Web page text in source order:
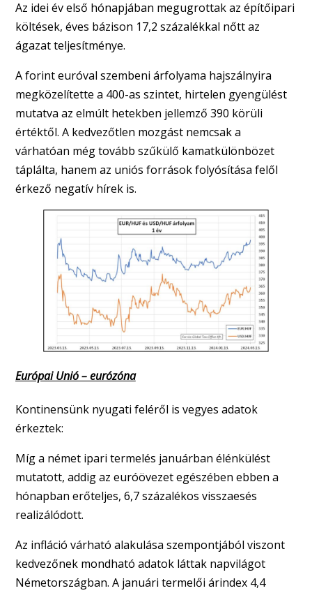
Az idei év első hónapjában megugrottak az építőipari
költések, éves bázison 17,2 százalékkal nőtt az
ágazat teljesítménye.
A forint euróval szembeni árfolyama hajszálnyira
megközelítette a 400-as szintet, hirtelen gyengülést
mutatva az elmúlt hetekben jellemző 390 körüli
értéktől. A kedvezőtlen mozgást nemcsak a
várhatóan még tovább szűkülő kamatkülönbözet
táplálta, hanem az uniós források folyósítása felől
érkező negatív hírek is.
Európai Unió – eurózóna
Kontinensünk nyugati feléről is vegyes adatok
érkeztek:
Míg a német ipari termelés januárban élénkülést
mutatott, addig az euróövezet egészében ebben a
hónapban erőteljes, 6,7 százalékos visszaesés
realizálódott.
Az infláció várható alakulása szempontjából viszont
kedvezőnek mondható adatok láttak napvilágot
Németországban. A januári termelői árindex 4,4